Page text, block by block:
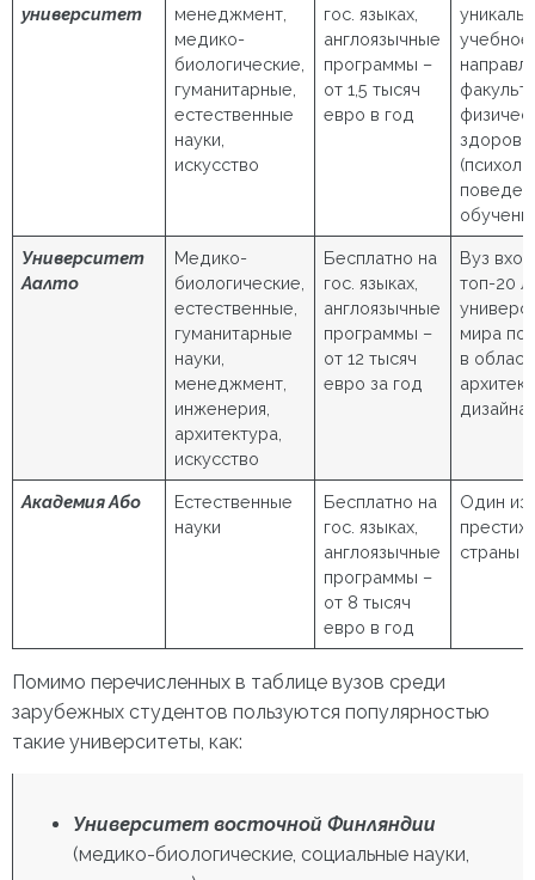
университет
менеджмент,
медико-
биологические,
гуманитарные,
естественные
науки,
искусство
гос. языках,
англоязычные
программы –
от 1,5 тысяч
евро в год
учебное
Университет
Аалто
Медико-
биологические,
естественные,
гуманитарные
науки,
менеджмент,
инженерия,
архитектура,
искусство
Бесплатно на
гос. языках,
англоязычные
программы –
от 12 тысяч
евро за год
Вуз
топ-20
мира по
в
дизайна
Академия Або
Естественные
науки
Бесплатно на
гос. языках,
англоязычные
программы –
от 8 тысяч
евро в год
Один из
страны
Помимо перечисленных в таблице вузов среди
зарубежных студентов пользуются популярностью
такие университеты, как:
Университет восточной Финляндии
(медико-биологические, социальные науки,